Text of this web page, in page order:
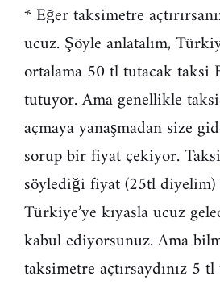
* Eğer taksimetre
ucuz. Şöyle anlatalım,
ortalama 50 tl tutacak taksi
tutuyor. Ama genellikle
açmaya yanaşmadan size
sorup bir fiyat çekiyor.
söylediği fiyat (25tl diyelim)
Türkiye’ye kıyasla ucuz
kabul ediyorsunuz. Ama
taksimetre açtırsaydınız 5